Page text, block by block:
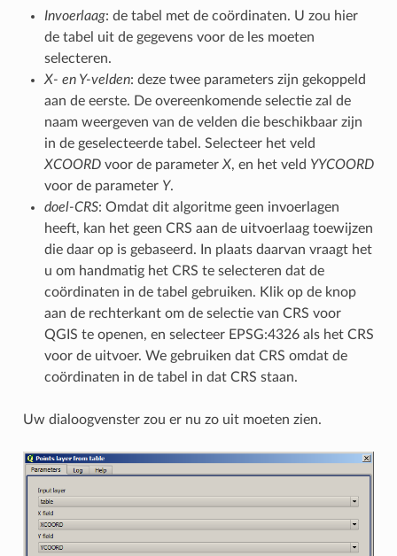
Invoerlaag: de tabel met de coördinaten. U zou hier
de tabel uit de gegevens voor de les moeten
selecteren.
X- en Y-velden: deze twee parameters zijn gekoppeld
aan de eerste. De overeenkomende selectie zal de
naam weergeven van de velden die beschikbaar zijn
in de geselecteerde tabel. Selecteer het veld
XCOORDvoor de parameter X, en het veld YYCOORD
voor de parameter Y.
doel-CRS: Omdat dit algoritme geen invoerlagen
heeft, kan het geen CRS aan de uitvoerlaag toewijzen
die daar op is gebaseerd. In plaats daarvan vraagt het
u om handmatig het CRS te selecteren dat de
coördinaten in de tabel gebruiken. Klik op de knop
aan de rechterkant om de selectie van CRS voor
QGIS te openen, en selecteer EPSG:4326 als het CRS
voor de uitvoer. We gebruiken dat CRS omdat de
coördinaten in de tabel in dat CRS staan.
Uw dialoogvenster zou er nu zo uit moeten zien.